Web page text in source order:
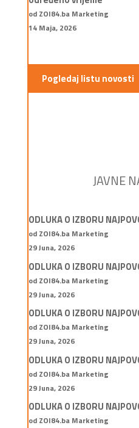
od ZOI84.ba Marketing
14 Maja, 2026
Pogledaj listu novosti
JAVNE
ODLUKA O IZBORU
od ZOI84.ba Marketing
29 Juna, 2026
ODLUKA O IZBORU
od ZOI84.ba Marketing
29 Juna, 2026
ODLUKA O IZBORU
od ZOI84.ba Marketing
29 Juna, 2026
ODLUKA O IZBORU
od ZOI84.ba Marketing
29 Juna, 2026
ODLUKA O IZBORU
od ZOI84.ba Marketing